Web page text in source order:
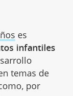
es
infantiles
temas de
por